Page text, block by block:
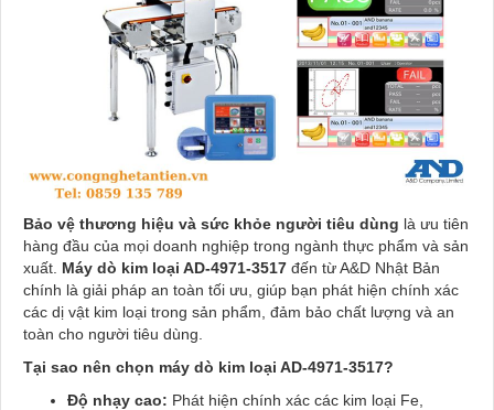
Bảo vệ thương hiệu và sức khỏe người tiêu dùng là ưu tiên
hàng đầu của mọi doanh nghiệp trong ngành thực phẩm và sản
xuất. Máy dò kim loại AD-4971-3517 đến từ A&D Nhật Bản
chính là giải pháp an toàn tối ưu, giúp bạn phát hiện chính xác
các dị vật kim loại trong sản phẩm, đảm bảo chất lượng và an
toàn cho người tiêu dùng.
Tại sao nên chọn máy dò kim loại AD-4971-3517?
Độ nhạy cao: Phát hiện chính xác các kim loại Fe,